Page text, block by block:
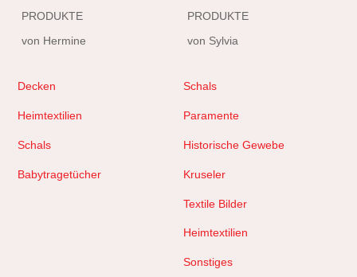
PRODUKTE
von Hermine
Decken
Heimtextilien
Schals
Babytragetücher
PRODUKTE
von Sylvia
Schals
Paramente
Historische Gewebe
Kruseler
Textile Bilder
Heimtextilien
Sonstiges